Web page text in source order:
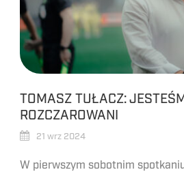
TOMASZ TUŁACZ:
ROZCZAROWANI
21 wrz 2024
W pierwszym sobotnim